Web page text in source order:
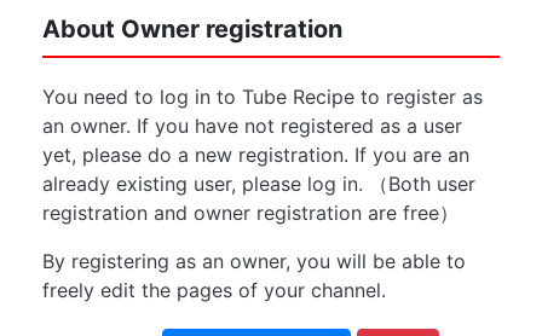
About Owner registration
You need to log in to Tube Recipe to register as
an owner. If you have not registered as a user
yet, please do a new registration. If you are an
already existing user, please log in. （Both user
registration and owner registration are free）
By registering as an owner, you will be able to
freely edit the pages of your channel.